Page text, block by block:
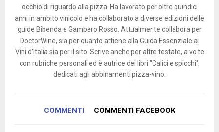
occhio di riguardo alla pizza. Ha lavorato per oltre quindici
anni in ambito vinicolo e ha collaborato a diverse edizioni delle
guide Bibenda e Gambero Rosso. Attualmente collabora per
DoctorWine, sia per quanto attiene alla Guida Essenziale ai
Vini d'Italia sia per il sito. Scrive anche per altre testate, a volte
con rubriche personali ed è autrice dei libri "Calici e spicchi",
dedicati agli abbinamenti pizza-vino.
COMMENTI COMMENTI FACEBOOK